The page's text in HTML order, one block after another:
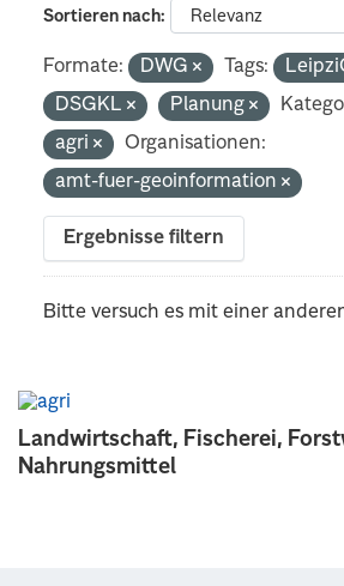
Landwirtschaft, Fischerei,
Nahrungsmittel
Sortieren nach
Formate: DWG Tags:
DSGKL
Planung
agri
Organisationen:
amt-fuer-geoinformation
Ergebnisse filtern
Bitte versuch es mit einer